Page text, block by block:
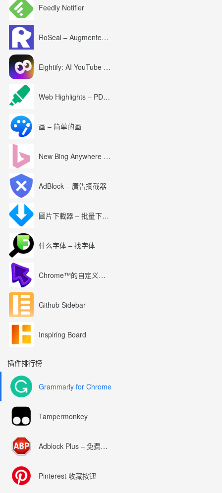
Feedly Notifier
RoSeal – Augmented Roblox Experience
Eightify: AI YouTube Summary with ChatGPT
Web Highlights – PDF & Web Highlighter
画 – 简单的画
New Bing Anywhere (Bing Chat GPT-4)
AdBlock – 廣告攔截器
圖片下載器 – 批量下載圖片
什么字体 – 找字体
Chrome™的自定义光标
Github Sidebar
Inspiring Board
插件排行榜
Grammarly for Chrome
Tampermonkey
Adblock Plus – 免费的广告拦截器
Pinterest 收藏按钮